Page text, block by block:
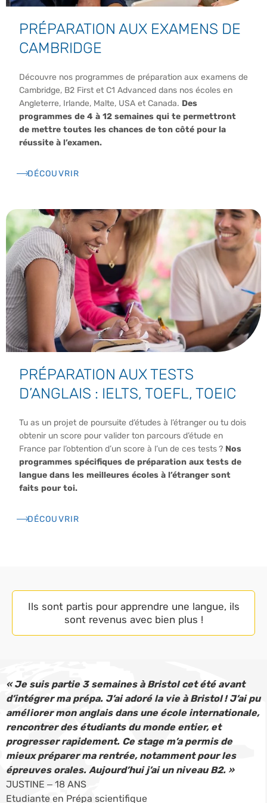
PRÉPARATION AUX EXAMENS DE
CAMBRIDGE
Découvre nos programmes de préparation aux examens de
Cambridge, B2 First et C1 Advanced dans nos écoles en
Angleterre, Irlande, Malte, USA et Canada. Des
programmes de 4 à 12 semaines qui te permettront
de mettre toutes les chances de ton côté pour la
réussite à l’examen.
DÉCOUVRIR
PRÉPARATION AUX TESTS
D’ANGLAIS : IELTS, TOEFL, TOEIC
Tu as un projet de poursuite d’études à l’étranger ou tu dois
obtenir un score pour valider ton parcours d’étude en
France par l’obtention d’un score à l’un de ces tests ? Nos
programmes spécifiques de préparation aux tests de
langue dans les meilleures écoles à l’étranger sont
faits pour toi.
DÉCOUVRIR
Ils sont partis pour apprendre une langue, ils
sont revenus avec bien plus !
« Je suis partie 3 semaines à Bristol cet été avant
d’intégrer ma prépa. J’ai adoré la vie à Bristol ! J’ai pu
améliorer mon anglais dans une école internationale,
rencontrer des étudiants du monde entier, et
progresser rapidement. Ce stage m’a permis de
mieux préparer ma rentrée, notamment pour les
épreuves orales. Aujourd’hui j’ai un niveau B2. »
JUSTINE – 18 ANS
Etudiante en Prépa scientifique